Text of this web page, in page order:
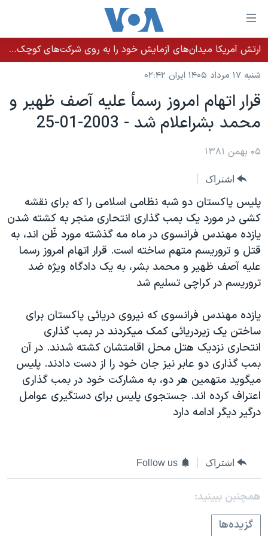
لینکهای
قابل
دسترسی
جهش
محتوای
اصلی
به
اصلی
جهش
به
جستجو
خانه
نسخه سبک وب‌سایت
موضوع ها
ایران
آمریکا
گزیده‌ها
ویژه برنامه‌ها
ویدیوها
فرهنگ و زندگی
اقتصادی
علم و فناوری
اسرائیل در جنگ
گالری عکس
آرشیو پخش زنده
برنامه های تلویزیونی
جدول برنامه ها
صفحه‌های ویژه
عملیات خشم حماسی
۲۵۰سالگی آمریکا
بایگانی برنامه‌های تلویزیونی
مستندها
حمله جمهوری اسلامی به اسرائیل
رمز مهسا
ورزش زنان در ایران
اعتراضات زن، زندگی، آزادی
مجموعه مستندهای دادخواهی
قانون شفافیت دارائی کادر رهبری ایران
اعتراضات مردمی آبان ۹۸
پخش رادیویی
یادگیری زبان انگلیسی
دنبال کنید
زبانهای مختلف
ارتش آمریکا میدان‌های آزمایش خود را به روی شرکت‌های کوچک می‌گشاید تا تسلیحات سریع‌تر به میدان نبرد برسد
شنبه ۱۷ مرداد ۱۴۰۵ ایران ۰۲:۴۲
قرار اتهام امروز رسمأ عليه آصف ظهير و
محمد بشراعلام شد - 2003-01-25
۰۵ بهمن ۱۳۸۱
اشتراک
پليس پاکستان دو شبه نظامی اسلامی را که برای نقشه
کشی در مورد يک بمب گذاری انتحاری منجر به کشته شدن
يازده مهندس فرانسوی در ماه مه گذشته مورد ظّن اند، به
قتل و تروريسم متهم ساخته است. قرار اتهام امروز رسما
عليه آصف ظهير و محمد بشر، به يک دادگاه ويژه ضد
تروريسم در کراچی تسليم شد
يازده مهندس فرانسوی که نيروی دريائی پاکستان برای
ساختن يک زيردريائی کمک ميکردند در بمب گذاری
انتحاری نزديک هتل محل اقامتشان کشته شدند. در آن
بمب گذاری دو عابر نيز جان خود را از دست دادند. پليس
ميگويد متهمين هر دو، به مشارکت خود در بمب گذاری
اعتراف کرده اند. جستجوی پليس برای دستگيری عوامل
درگير ديگر ادامه دارد
اشتراک Follow us
همچنبن ببینید:
گزيده‌ها